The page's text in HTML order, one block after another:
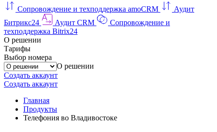
Сопровождение и техподдержка amoCRM
Аудит
Битрикс24
Аудит CRM
Сопровождение и
техподдержка Bitrix24
О решении
Тарифы
Выбор номера
О решении
Создать аккаунт
Создать аккаунт
Главная
Продукты
Телефония во Владивостоке